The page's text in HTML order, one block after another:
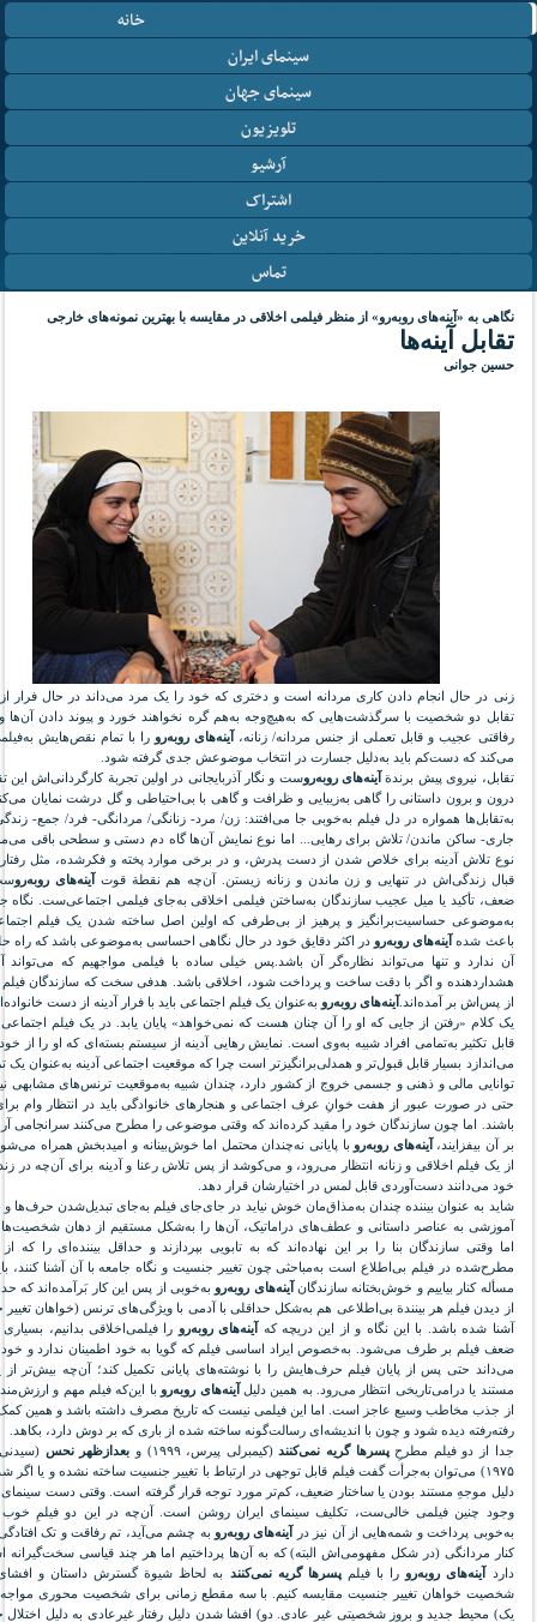
خانه
سینمای ایران
سینمای جهان
تلویزیون
آرشیو
اشتراک
خرید آنلاین
تماس
نگاهی به «آینه‌های روبه‌رو» از منظر فیلمی اخلاقی در مقایسه با بهترین نمونه‌های خارجی
تقابل آینه‌ها
حسین جوانی
زنی در حال انجام دادن کاری مردانه است و دختری ‌که خود را یک مرد می‌داند در حال فرار از
تقابل دو شخصیت با سرگذشت‌هایی که به‌هیچ‌وجه به‌هم گره نخواهند خورد و پیوند دادن آن‌ها
رفاقتی عجیب و قابل تعملی از جنس مردانه/ زنانه،
آینه‌های روبه‌رورا با تمام نقص‌هایش
می‌کند که دست‌کم باید به‌دلیل جسارت در انتخاب موضوعش جدی گرفته شود.
تقابل، نیروی پیش برندة آینه‌های روبه‌روست و نگار آذربایجانی در اولین تجربة کارگردانی‌اش این
درون و برون داستانی را گاهی به‌زیبایی و ظرافت و گاهی با بی‌احتیاطی و گل درشت نمایان
به‌تقابل‌ها همواره در دل فیلم به‌خوبی جا می‌افتند: زن/ مرد- زنانگی/ مردانگی- فرد/ جمع-
جاری- ساکن ماندن/ تلاش برای رهایی... اما نوع نمایش آن‌ها گاه دم دستی و سطحی باقی
نوع تلاش آدینه برای خلاص شدن از دست پدرش، و در برخی موارد پخته و فکرشده، مثل رفتار
قبال زندگی‌اش در تنهایی و زن ماندن و زنانه زیستن. آن‌چه هم نقطة قوت
آینه‌های روبه‌رو
ضعف، تأکید یا میل عجیب سازندگان به‌ساختن فیلمی ‌اخلاقی به‌جای فیلمی ‌اجتماعی‌ست. نگاه
به‌موضوعی حساسیت‌برانگیز و پرهیز از بی‌طرفی که اولین اصل ساخته شدن یک فیلم
باعث شده آینه‌های روبه‌رو در اکثر دقایق خود در حال نگاهی احساسی به‌موضوعی باشد که راه
آن ندارد و تنها می‌تواند نظاره‌گر آن باشد.پس خیلی ساده با فیلمی ‌مواجهیم که می‌تواند
هشداردهنده و اگر با دقت ساخت و پرداخت شود، اخلاقی باشد. هدفی سخت که سازندگان فیلم
از پس‌اش بر آمده‌اند.
آینه‌های روبه‌رو به‌عنوان یک فیلم اجتماعی باید با فرار آدینه از دست
یک کلام «رفتن از جایی که او را آن چنان هست که نمی‌خواهد» پایان یابد. در یک فیلم
قابل تکثیر به‌تمامی ‌افراد شبیه به‌وی است. نمایش رهایی آدینه از سیستم بسته‌ای که او را از
می‌اندازد بسیار قابل قبول‌تر و همدلی‌برانگیزتر است چرا که موقعیت اجتماعی آدینه به‌عنوان
توانایی مالی و ذهنی و جسمی‌ خروج از کشور دارد، چندان شبیه به‌موقعیت ترنس‌های مشابهی
حتی در صورت عبور از هفت خوانِ عرف اجتماعی و هنجارهای خانوادگی باید در انتظار وام
باشند. اما چون سازندگان خود را مقید کرده‌اند که وقتی موضوعی را مطرح می‌کنند سرانجامی
بر آن بیفزایند،
آینه‌های روبه‌رو با پایانی نه‌چندان محتمل اما خوش‌بینانه و امیدبخش همراه
از یک فیلم اخلاقی و زنانه انتظار می‌رود، و می‌کوشد از پس تلاش رعنا و آدینه برای آن‌چه در
خود می‌دانند دست‌آوردی قابل لمس در اختیارشان قرار دهد.
شاید به عنوان بیننده چندان به‌مذاق‌مان خوش نیاید در جای‌جای فیلم به‌جای تبدیل‌شدن حرف‌ها و
آموزشی به عناصر داستانی و عطف‌های دراماتیک، آن‌ها را به‌شکل مستقیم از دهان شخصیت‌ها
اما وقتی سازندگان بنا را بر این نهاده‌اند که به تابویی بپردازند و حداقل بیننده‌ای را که
مطرح‌شده در فیلم بی‌اطلاع است به‌مباحثی چون تغییر جنسیت و نگاه جامعه با آن آشنا کنند،
مسأله کنار بیاییم و خوش‌بختانه سازندگان آینه‌های روبه‌رو به‌خوبی از پس این کار بَرآمده‌اند که
از دیدن فیلم هر بینندة بی‌اطلاعی هم به‌شکل حداقلی با آدمی ‌با ویژگی‌های ترنس‌ (خواهان
آشنا شده باشد. با این نگاه و از این دریچه که
آینه‌های روبه‌رو را فیلمی‌اخلاقی بدانیم،
ضعف فیلم بر طرف می‌شود. به‌خصوص ایراد اساسی فیلم که گویا به خود اطمینان ندارد و خود
می‌داند حتی پس از پایان فیلم حرف‌هایش را با نوشته‌های پایانی تکمیل کند؛ آ‌ن‌چه بیش‌تر از
مستند یا درامی‌تاریخی انتظار می‌رود. به همین دلیل
آینه‌های روبه‌رو با این‌که فیلم مهم و
از جذب مخاطب وسیع عاجز است. اما این فیلمی ‌نیست که تاریخ مصرف داشته باشد و همین
رفته‌رفته دیده شود و چون با اندیشه‌ای رسالت‌گونه ساخته شده از باری که بر دوش دارد، بکاهد.
جدا از دو فیلم مطرحِپسرها گریه نمی‌کنند(کیمبرلی پیرس، ۱۹۹۹) و بعدازظهر نحس
۱۹۷۵) می‌توان به‌جرأت گفت فیلم قابل توجهی در ارتباط با تغییر جنسیت ساخته نشده و یا اگر
دلیل موجهِ مستند بودن یا ساختار ضعیف، کم‌تر مورد توجه قرار گرفته است. وقتی دست
وجود چنین فیلمی خالی‌ست، تکلیف سینمای ایران روشن است. آن‌چه در این دو فیلمِ خوب
به‌خوبی پرداخت و شمه‌هایی از آن نیز در
آینه‌های روبه‌رو به چشم می‌آید، تم رفاقت و تک
کنار مردانگی (در شکل مفهومی‌اش البته) که به آن‌ها پرداختیم اما هر چند قیاسی سخت‌گیرانه
دارد
آینه‌های روبه‌رو را با فیلمپسرها گریه نمی‌کنند به لحاظ شیوة گسترش داستان و
شخصیت خواهان تغییر جنسیت مقایسه کنیم. با سه مقطع زمانی برای شخصیت محوری
یک) محیط جدید و بروز شخصیتی غیر عادی. دو) افشا شدن دلیل رفتار غیرعادی به دلیل اختلال